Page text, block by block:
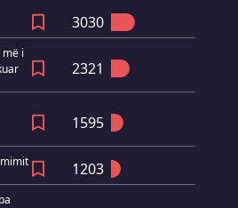
3030
i
2321
1595
1203